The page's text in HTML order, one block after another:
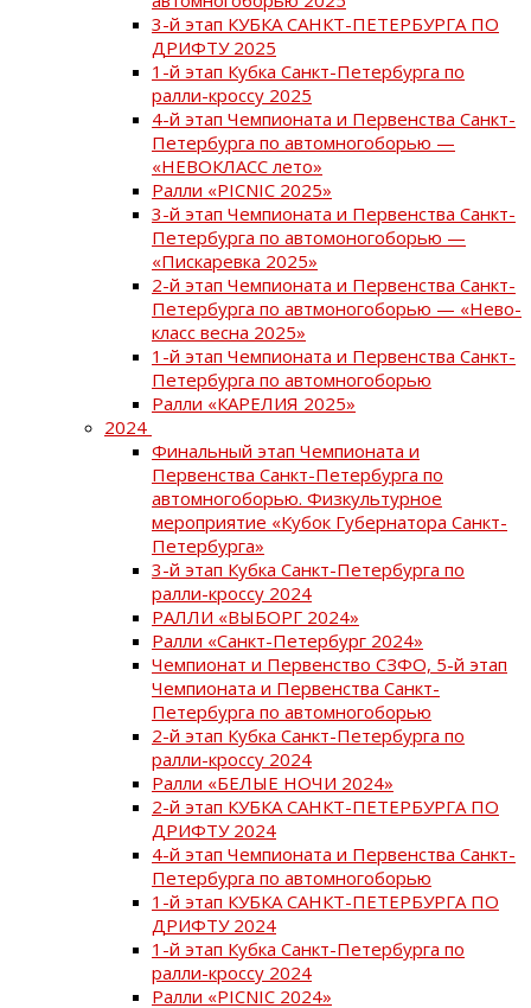
3-й этап КУБКА САНКТ-ПЕТЕРБУРГА ПО
ДРИФТУ 2025
1-й этап Кубка Санкт-Петербурга по
ралли-кроссу 2025
4-й этап Чемпионата и Первенства Санкт-
Петербурга по автомногоборью —
«НЕВОКЛАСС лето»
Ралли «PICNIC 2025»
3-й этап Чемпионата и Первенства Санкт-
Петербурга по автомоногоборью —
«Пискаревка 2025»
2-й этап Чемпионата и Первенства Санкт-
Петербурга по автмоногоборью — «Нево-
класс весна 2025»
1-й этап Чемпионата и Первенства Санкт-
Петербурга по автомногоборью
Ралли «КАРЕЛИЯ 2025»
2024
Финальный этап Чемпионата и
Первенства Санкт-Петербурга по
автомногоборью. Физкультурное
мероприятие «Кубок Губернатора Санкт-
Петербурга»
3-й этап Кубка Санкт-Петербурга по
ралли-кроссу 2024
РАЛЛИ «ВЫБОРГ 2024»
Ралли «Санкт-Петербург 2024»
Чемпионат и Первенство СЗФО, 5-й этап
Чемпионата и Первенства Санкт-
Петербурга по автомногоборью
2-й этап Кубка Санкт-Петербурга по
ралли-кроссу 2024
Ралли «БЕЛЫЕ НОЧИ 2024»
2-й этап КУБКА САНКТ-ПЕТЕРБУРГА ПО
ДРИФТУ 2024
4-й этап Чемпионата и Первенства Санкт-
Петербурга по автомногоборью
1-й этап КУБКА САНКТ-ПЕТЕРБУРГА ПО
ДРИФТУ 2024
1-й этап Кубка Санкт-Петербурга по
ралли-кроссу 2024
Ралли «PICNIC 2024»